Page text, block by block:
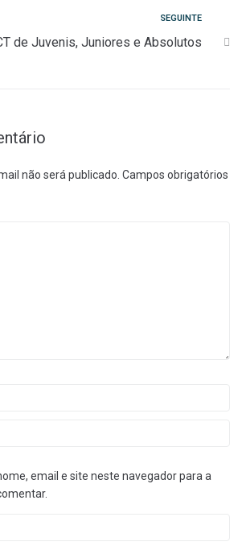
SEGUINTE
de Juvenis, Juniores e Absolutos
não será publicado. Campos obrigatórios
email e site neste navegador para a